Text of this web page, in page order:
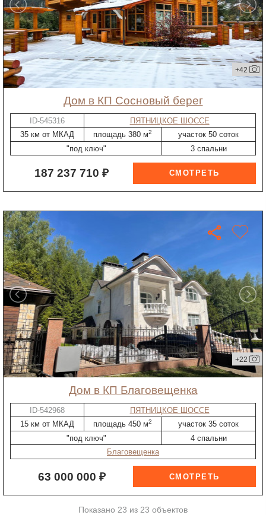
+42
дом в КП Сосновый берег
ID-545316
ПЯТНИЦКОЕ ШОССЕ
35 км от МКАД
площадь 380 м2
участок 50 соток
"под ключ"
3 спальни
187 237 710 ₽
+22
дом в КП Благовещенка
ID-542968
ПЯТНИЦКОЕ ШОССЕ
15 км от МКАД
площадь 450 м2
участок 35 соток
"под ключ"
4 спальни
Благовещенка
63 000 000 ₽
Показано 23 из 23 объектов